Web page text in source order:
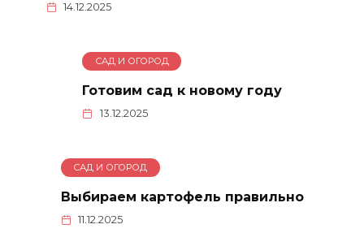
14.12.2025
САД И ОГОРОД
Готовим сад к новому году
13.12.2025
САД И ОГОРОД
Выбираем картофель правильно
11.12.2025